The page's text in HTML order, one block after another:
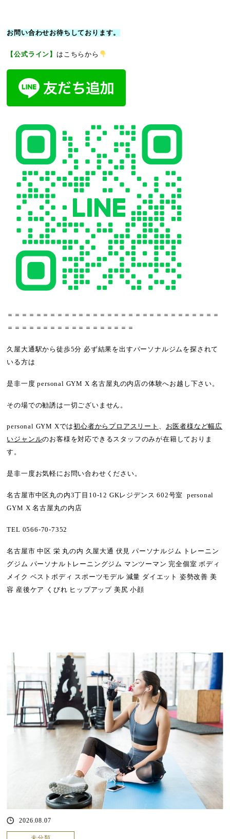
お問い合わせお待ちしております。
【公式ライン】 はこちらから
＝＝＝＝＝＝＝＝＝＝＝＝＝＝＝＝＝＝＝＝＝＝＝＝＝＝＝＝＝＝
＝＝＝＝＝＝＝＝＝＝＝＝＝＝＝＝＝＝
久屋大通駅から徒歩5分 必ず結果を出すパーソナルジムを探されて
いる方は
是非一度 personal GYM X 名古屋丸の内店の体験へお越し下さい。
その場での勧誘は一切ございません。
personal GYM Xでは初心者からプロアスリート 、 お医者様など幅広
いジャンルのお客様を対応できるスタッフのみが在籍しておりま
す。
是非一度お気軽にお問い合わせください。
名古屋市中区丸の内3丁目10-12 GKレジデンス 602号室 personal
GYM X 名古屋丸の内店
TEL 0566-70-7352
名古屋市 中区 栄 丸の内 久屋大通 伏見 パーソナルジム トレーニン
グジム パーソナルトレーニングジム マンツーマン 完全個室 ボディ
メイク ベストボディ スポーツモデル 減量 ダイエット 姿勢改善 美
容 産後ケア くびれ ヒップアップ 美尻 小顔
2026.08.07